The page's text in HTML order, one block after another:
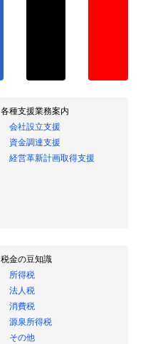
各種支援業務案内
会社設立支援
資金調達支援
経営革新計画取得支援
税金の豆知識
所得税
法人税
消費税
源泉所得税
その他